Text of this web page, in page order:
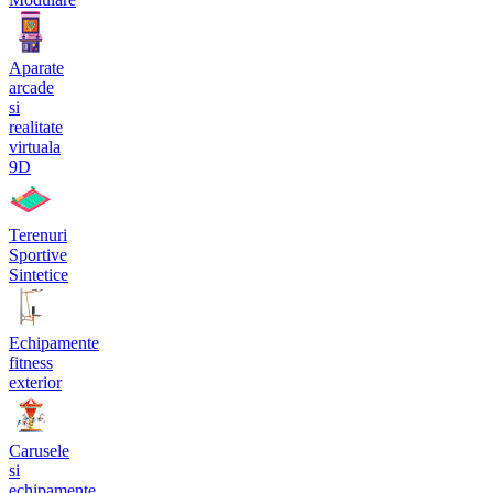
Aparate
arcade
si
realitate
virtuala
9D
Terenuri
Sportive
Sintetice
Echipamente
fitness
exterior
Carusele
si